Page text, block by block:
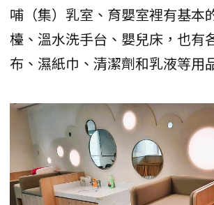
哺（集）乳室、育嬰室裡有基本
檯、溫水洗手台、嬰兒床，也有
布、濕紙巾、清潔劑和乳液等用